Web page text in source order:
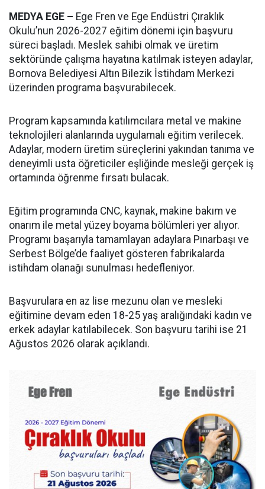
MEDYA EGE – Ege Fren ve Ege Endüstri Çıraklık
Okulu’nun 2026-2027 eğitim dönemi için başvuru
süreci başladı. Meslek sahibi olmak ve üretim
sektöründe çalışma hayatına katılmak isteyen adaylar,
Bornova Belediyesi Altın Bilezik İstihdam Merkezi
üzerinden programa başvurabilecek.
Program kapsamında katılımcılara metal ve makine
teknolojileri alanlarında uygulamalı eğitim verilecek.
Adaylar, modern üretim süreçlerini yakından tanıma ve
deneyimli usta öğreticiler eşliğinde mesleği gerçek iş
ortamında öğrenme fırsatı bulacak.
Eğitim programında CNC, kaynak, makine bakım ve
onarım ile metal yüzey boyama bölümleri yer alıyor.
Programı başarıyla tamamlayan adaylara Pınarbaşı ve
Serbest Bölge’de faaliyet gösteren fabrikalarda
istihdam olanağı sunulması hedefleniyor.
Başvurulara en az lise mezunu olan ve mesleki
eğitimine devam eden 18-25 yaş aralığındaki kadın ve
erkek adaylar katılabilecek. Son başvuru tarihi ise 21
Ağustos 2026 olarak açıklandı.